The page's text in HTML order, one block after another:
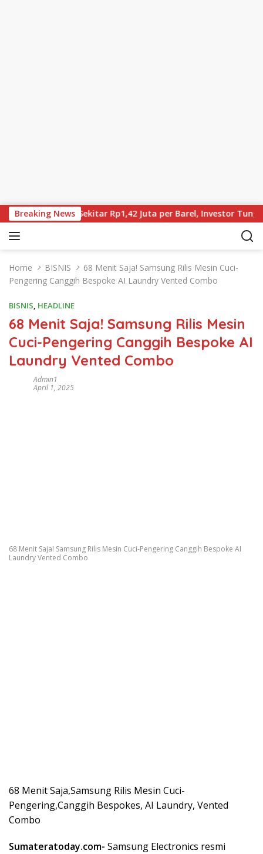
Breaking News
Brent Kini Sekitar Rp1,42 Juta per Barel, Investor Tunggu
Home BISNIS
68 Menit Saja! Samsung Rilis Mesin Cuci-
Pengering Canggih Bespoke AI Laundry Vented Combo
BISNIS, HEADLINE
68 Menit Saja! Samsung Rilis Mesin
Cuci-Pengering Canggih Bespoke AI
Laundry Vented Combo
Admin1
April 1, 2025
68 Menit Saja! Samsung Rilis Mesin Cuci-Pengering Canggih Bespoke AI
Laundry Vented Combo
68 Menit Saja,Samsung Rilis Mesin Cuci-
Pengering,Canggih Bespokes, AI Laundry, Vented
Combo
Sumateratoday.com- Samsung Electronics resmi